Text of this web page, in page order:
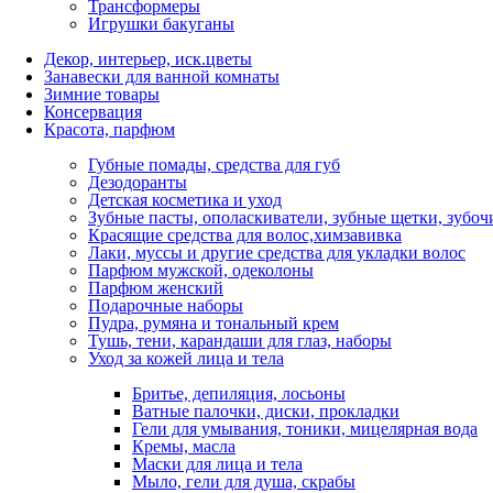
Трансформеры
Игрушки бакуганы
Декор, интерьер, иск.цветы
Занавески для ванной комнаты
Зимние товары
Консервация
Красота, парфюм
Губные помады, средства для губ
Дезодоранты
Детская косметика и уход
Зубные пасты, ополаскиватели, зубные щетки,
Красящие средства для волос,химзавивка
Лаки, муссы и другие средства для укладки волос
Парфюм мужской, одеколоны
Парфюм женский
Подарочные наборы
Пудра, румяна и тональный крем
Тушь, тени, карандаши для глаз, наборы
Уход за кожей лица и тела
Бритье, депиляция, лосьоны
Ватные палочки, диски, прокладки
Гели для умывания, тоники, мицелярная вода
Кремы, масла
Маски для лица и тела
Мыло, гели для душа, скрабы